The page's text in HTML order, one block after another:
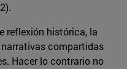
reflexión histórica, la
compartidas
Hacer lo contrario no